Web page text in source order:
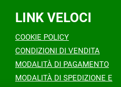
LINK VELOCI
COOKIE POLICY
CONDIZIONI DI VENDITA
MODALITÀ DI PAGAMENTO
MODALITÀ DI SPEDIZIONE E